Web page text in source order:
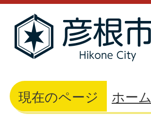
現在のページ ホーム